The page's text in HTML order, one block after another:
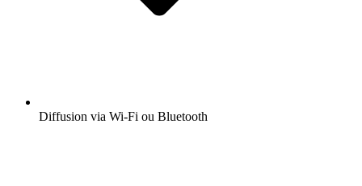
Diffusion via Wi-Fi ou Bluetooth